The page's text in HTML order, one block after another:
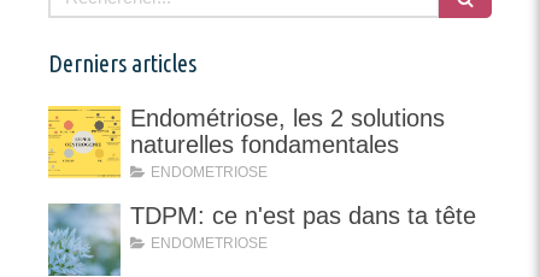
Derniers articles
Endométriose, les 2 solutions
naturelles fondamentales
ENDOMETRIOSE
TDPM: ce n'est pas dans ta tête
ENDOMETRIOSE